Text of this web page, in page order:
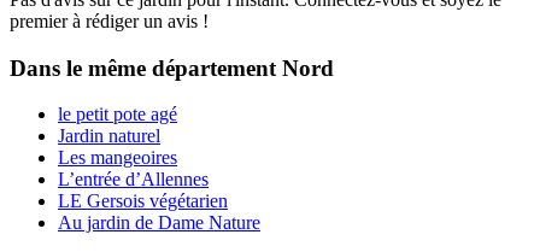
premier à rédiger un avis !
Dans le même département Nord
le petit pote agé
Jardin naturel
Les mangeoires
L’entrée d’Allennes
LE Gersois végétarien
Au jardin de Dame Nature